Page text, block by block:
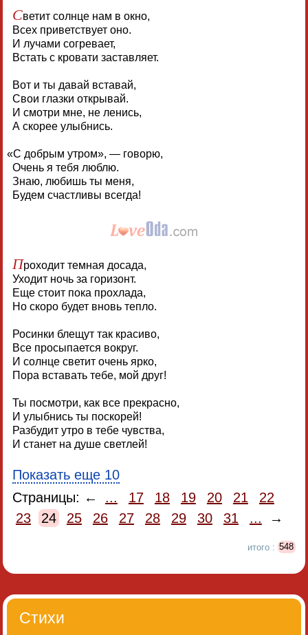
Светит солнце нам в окно,
Всех приветствует оно.
И лучами согревает,
Встать с кровати заставляет.
Вот и ты давай вставай,
Свои глазки открывай.
И смотри мне, не ленись,
А скорее улыбнись.
«С добрым утром», — говорю,
Очень я тебя люблю.
Знаю, любишь ты меня,
Будем счастливы всегда!
Проходит темная досада,
Уходит ночь за горизонт.
Еще стоит пока прохлада,
Но скоро будет вновь тепло.
Росинки блещут так красиво,
Все просыпается вокруг.
И солнце светит очень ярко,
Пора вставать тебе, мой друг!
Ты посмотри, как все прекрасно,
И улыбнись ты поскорей!
Разбудит утро в тебе чувства,
И станет на душе светлей!
Показать еще 10
Страницы: ←
... 17 18 19 20 21
22
23
24 25 26 27 28 29 30 31 ... →
итого : 548
Стихи